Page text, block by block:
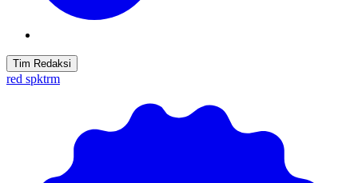
Tim Redaksi
red spktrm